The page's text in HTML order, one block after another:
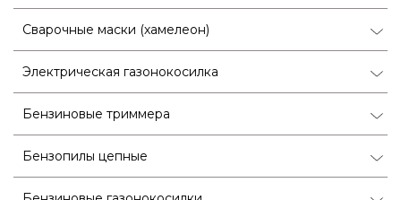
Сварочные маски (хамелеон)
Электрическая газонокосилка
Бензиновые триммера
Бензопилы цепные